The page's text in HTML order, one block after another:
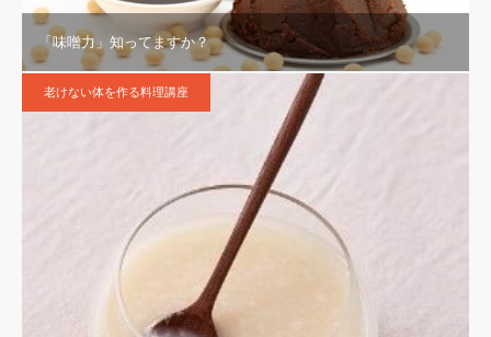
「味噌力」知ってますか？
老けない体を作る料理講座